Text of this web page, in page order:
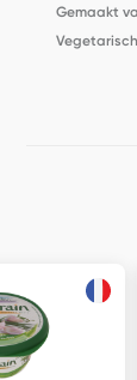
Gemaakt